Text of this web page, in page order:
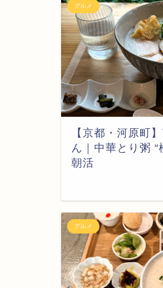
グルメ
【京都・河原町
ん｜中華とり粥
朝活
グルメ